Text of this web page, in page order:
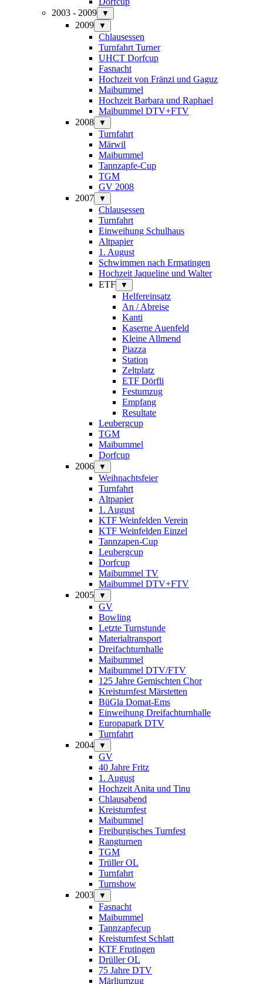
2003 - 2009
▼
2009 ▼
Chlausessen
Turnfahrt Turner
UHCT Dorfcup
Fasnacht
Hochzeit von Fränzi und Gaguz
Maibummel
Hochzeit Barbara und Raphael
Maibummel DTV+FTV
2008
▼
Turnfahrt
Märwil
Maibummel
Tannzapfe-Cup
TGM
GV 2008
2007
▼
Chlausessen
Turnfahrt
Einweihung Schulhaus
Altpapier
1. August
Schwimmen nach Ermatingen
Hochzeit Jaqueline und Walter
ETF
▼
Helfereinsatz
An / Abreise
Kanti
Kaserne Auenfeld
Kleine Allmend
Piazza
Station
Zeltplatz
ETF Dörfli
Festumzug
Empfang
Resultate
Leubergcup
TGM
Maibummel
Dorfcup
2006
▼
Weihnachtsfeier
Turnfahrt
Altpapier
1. August
KTF Weinfelden Verein
KTF Weinfelden Einzel
Tannzapen-Cup
Leubergcup
Dorfcup
Maibummel TV
Maibummel DTV+FTV
2005
▼
GV
Bowling
Letzte Turnstunde
Materialtransport
Dreifachturnhalle
Maibummel
Maibummel DTV/FTV
125 Jahre Gemischten Chor
Kreisturnfest Märstetten
BüGla Domat-Ems
Einweihung Dreifachturnhalle
Europapark DTV
Turnfahrt
2004
▼
GV
40 Jahre Fritz
1. August
Hochzeit Anita und Tinu
Chlausabend
Kreisturnfest
Maibummel
Freiburgisches Turnfest
Rangturnen
TGM
Trüller OL
Turnfahrt
Turnshow
2003
▼
Fasnacht
Maibummel
Tannzapfecup
Kreisturnfest Schlatt
KTF Frutingen
Drüller OL
75 Jahre DTV
Märliumzug